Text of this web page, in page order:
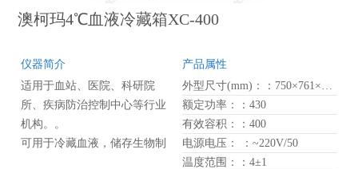
飞纳电镜能谱一体机 Phenom
Element Identification (EID) 软
件可以使用户实现多点分析，
检测样品的元素组分。此外，
该软件还可以扩展到元素分析
线面扫（mapping）功能。分步
澳柯玛4℃血液冷藏箱XC-400
仪器简介
适用于血站、医院、科研院
所、疾病防治控制中心等行业
机构。。
可用于冷藏血液，储存生物制
产品属性
额定功率：：430
有效容积：：400
电源电压： ：~220V/50
温度范围：：4±1